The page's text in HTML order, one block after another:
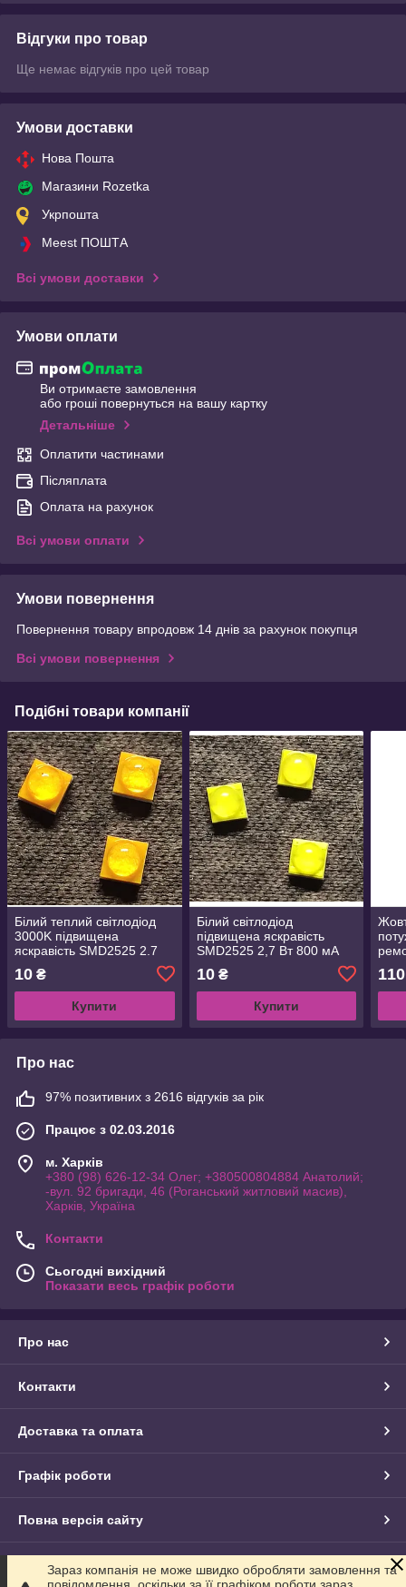
Відгуки про товар
Ще немає відгуків про цей товар
Умови доставки
Нова Пошта
Магазини Rozetka
Укрпошта
Meest ПОШТА
Всі умови доставки
Умови оплати
Ви отримаєте замовлення
або гроші повернуться на вашу картку
Детальніше
Оплатити частинами
Післяплата
Оплата на рахунок
Всі умови оплати
Умови повернення
Повернення товару впродовж 14 днів за рахунок покупця
Всі умови повернення
Подібні товари компанії
Білий теплий світлодіод
3000K підвищена
яскравість SMD2525 2.7
3737 3838 3030 2835
10 ₴
Купити
Білий світлодіод
підвищена яскравість
SMD2525 2,7 Вт 800 мА
3В-3,6V 3535 3737 3838
3030 2835
10₴
Купити
110
Про нас
97% позитивних з 2616 відгуків за рік
Працює з 02.03.2016
м. Харків
+380 (98) 626-12-34 Олег; +380500804884 Анатолий;
-вул. 92 бригади, 46 (Роганський житловий масив),
Харків, Україна
Контакти
Сьогодні вихідний
Показати весь графік роботи
Про нас
Контакти
Доставка та оплата
Графік роботи
Повна версія сайту
Сайт створено на маркетплейсі Prom.ua
Зараз компанія не може швидко обробляти замовлення та